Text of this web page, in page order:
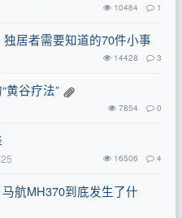
10484 1
独居者需要知道的70件小事
14428 3
黄谷疗法”
7854 0
16506 4
航MH370到底发生了什